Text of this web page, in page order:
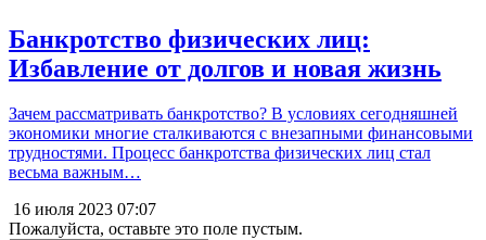
Банкротство физических лиц:
Избавление от долгов и новая жизнь
Зачем рассматривать банкротство? В условиях сегодняшней
экономики многие сталкиваются с внезапными финансовыми
трудностями. Процесс банкротства физических лиц стал
весьма важным…
16 июля 2023 07:07
Пожалуйста, оставьте это поле пустым.